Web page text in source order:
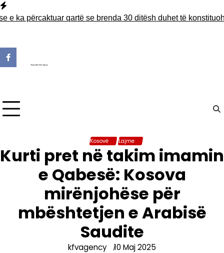
Skip
to përcaktuar qartë se brenda 30 ditësh duhet të konstituohet
Kosovë Lajme
Kurti pret në takim imamin
e Qabesë: Kosova
mirënjohëse për
mbështetjen e Arabisë
Saudite
kfvagency 10 Maj 2025